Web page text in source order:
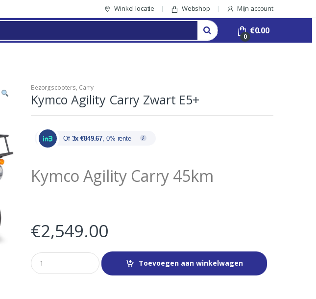
Winkel locatie Webshop Mijn account
0
€0.00
Bezorgscooters, Carry
Kymco Agility Carry Zwart E5+
Of 3x €849.67, 0% rente
Kymco Agility Carry 45km
€2,549.00
Q
u
a
Toevoegen aan winkelwagen